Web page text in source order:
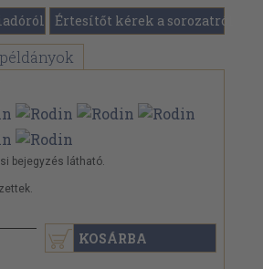
Értesítőt kérek a sorozatról
bejegyzés látható.
KOSÁRBA